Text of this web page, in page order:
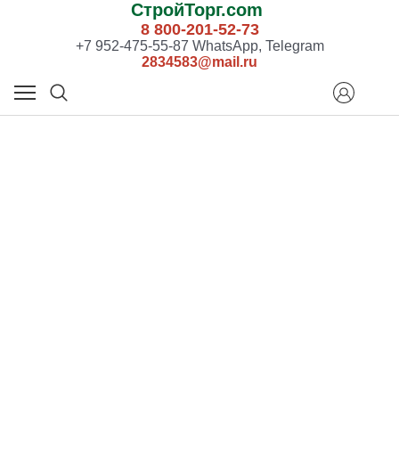
СтройТорг.com
8 800-201-52-73
+7 952-475-55-87 WhatsApp, Telegram
2834583@mail.ru